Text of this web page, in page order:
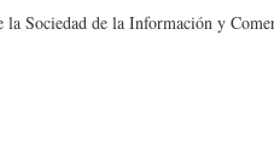
Sociedad de la Información y